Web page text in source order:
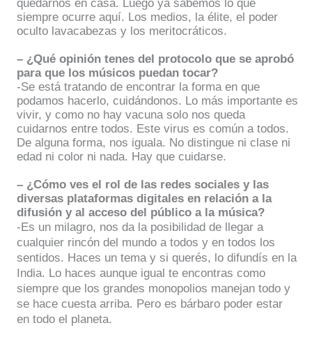
quedarnos en casa. Luego ya sabemos lo que
siempre ocurre aquí. Los medios, la élite, el poder
oculto lavacabezas y los meritocráticos.
– ¿Qué opinión tenes del protocolo que se aprobó
para que los músicos puedan tocar?
-Se está tratando de encontrar la forma en que
podamos hacerlo, cuidándonos. Lo más importante es
vivir, y como no hay vacuna solo nos queda
cuidarnos entre todos. Este virus es común a todos.
De alguna forma, nos iguala. No distingue ni clase ni
edad ni color ni nada. Hay que cuidarse.
– ¿Cómo ves el rol de las redes sociales y las
diversas plataformas digitales en relación a la
difusión y al acceso del público a la música?
-Es un milagro, nos da la posibilidad de llegar a
cualquier rincón del mundo a todos y en todos los
sentidos. Haces un tema y si querés, lo difundís en la
India. Lo haces aunque igual te encontras como
siempre que los grandes monopolios manejan todo y
se hace cuesta arriba. Pero es bárbaro poder estar
en todo el planeta.